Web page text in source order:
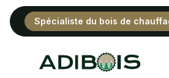
Spécialiste du bois de
Adibois